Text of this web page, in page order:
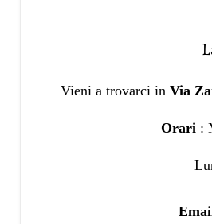
Vieni a trovarci in Via
Orari :